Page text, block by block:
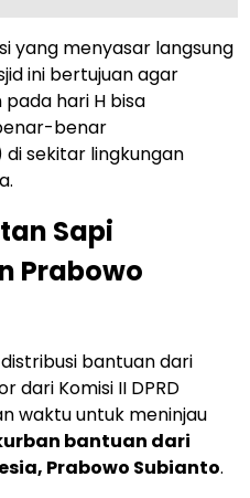
yang menyasar langsung
ini bertujuan agar
hari H bisa
benar
di sekitar lingkungan
Sapi
Prabowo
bantuan dari
dari Komisi II DPRD
waktu untuk meninjau
bantuan dari
Prabowo Subianto.